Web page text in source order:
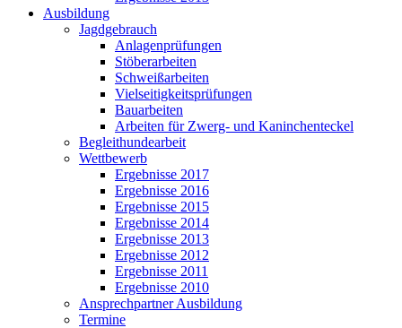
Ausbildung
Jagdgebrauch
Anlagenprüfungen
Stöberarbeiten
Schweißarbeiten
Vielseitigkeitsprüfungen
Bauarbeiten
Arbeiten für Zwerg- und Kaninchenteckel
Begleithundearbeit
Wettbewerb
Ergebnisse 2017
Ergebnisse 2016
Ergebnisse 2015
Ergebnisse 2014
Ergebnisse 2013
Ergebnisse 2012
Ergebnisse 2011
Ergebnisse 2010
Ansprechpartner Ausbildung
Termine